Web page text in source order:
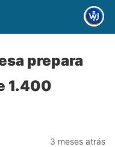
prepara
1.400
3 meses atrás